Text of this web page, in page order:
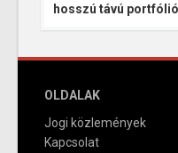
hosszú távú
OLDALAK
Jogi közlemények
Kapcsolat